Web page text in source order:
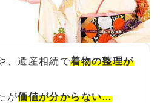
、遺産相続で着物の整理が
が価値が分からない…